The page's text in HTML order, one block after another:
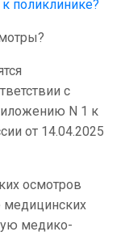
поликлинике?
с
N 1 к
от 14.04.2025
осмотров
медицинских
медико-